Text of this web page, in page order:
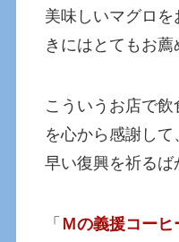
美味しいマグロを
きにはとてもお薦
こういうお店で
を心から感謝し
早い復興を祈るば
「 Ｍの義援コーヒ